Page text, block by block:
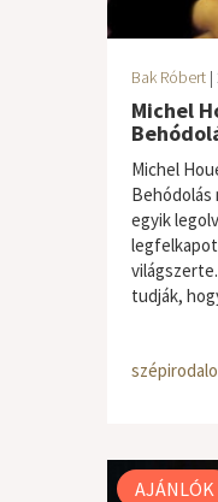
Bak Róbert |
Michel
Michel
Behódolás
egyik
tudják,
AJÁNLÓK